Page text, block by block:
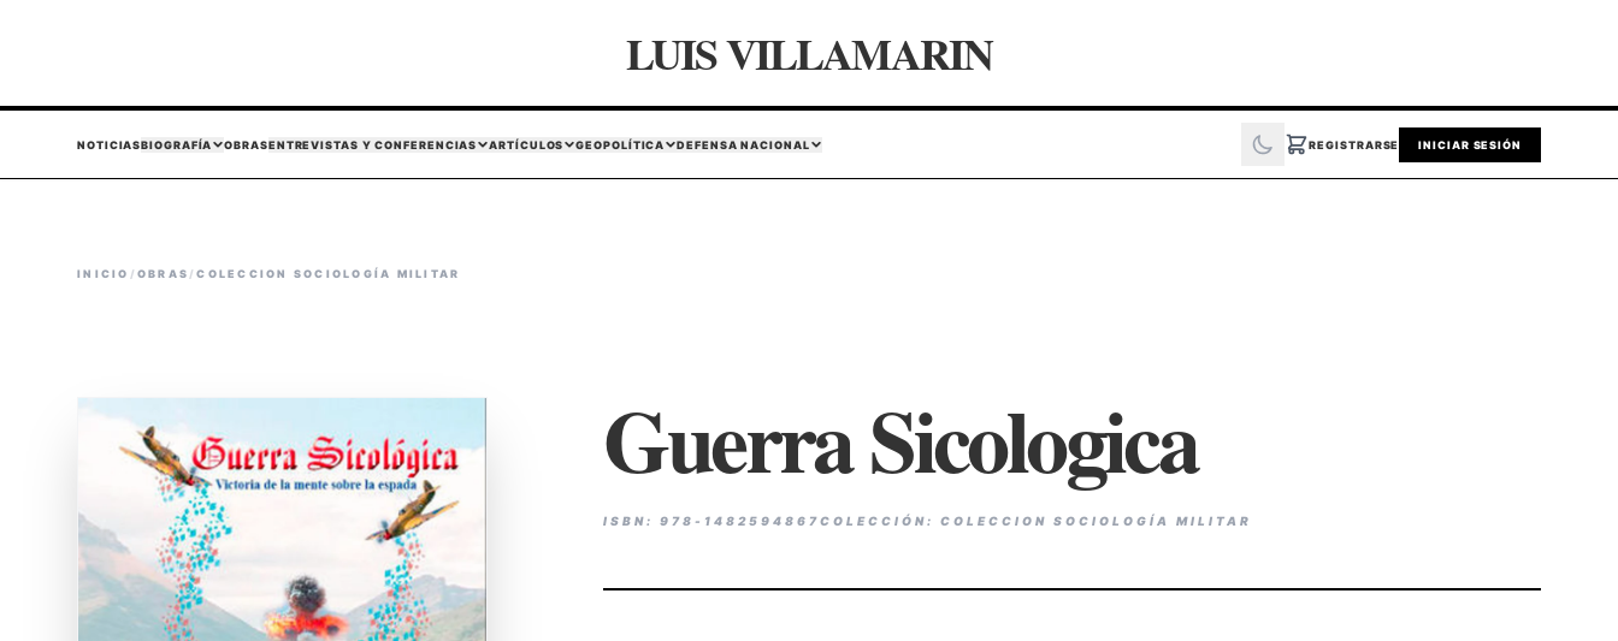
LUIS VILLAMARIN
NOTICIASBIOGRAFÍA OBRASENTREVISTAS Y CONFERENCIAS ARTÍCULOS GEOPOLÍTICA DEFENSA NACIONAL REGISTRARSE INICIAR SESIÓN
INICIO / OBRAS /COLECCION SOCIOLOGÍA MILITAR
Guerra Sicologica
ISBN: 978-1482594867COLECCIÓN: COLECCION SOCIOLOGÍA MILITAR